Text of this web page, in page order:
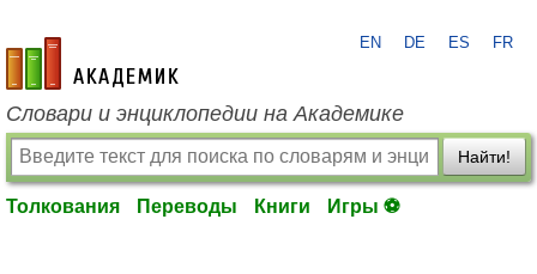
academic.ru
EN DE ES FR
Словари и энциклопедии на Академике
Найти!
Толкования Переводы Книги Игры ⚽